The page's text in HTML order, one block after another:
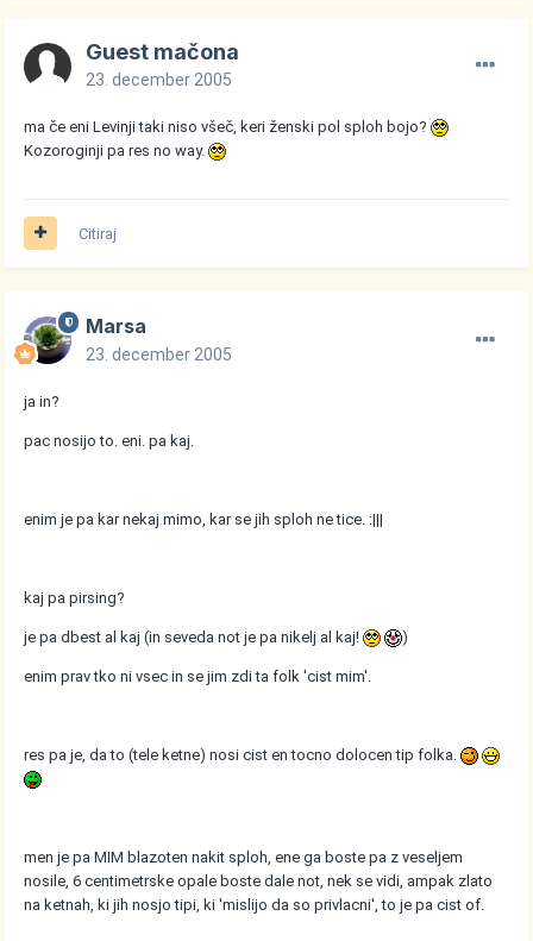
Guest mačona
23. december 2005
ma če eni Levinji taki niso všeč, keri ženski pol sploh bojo?
Kozoroginji pa res no way.
Citiraj
Marsa
23. december 2005
ja in?
pac nosijo to. eni. pa kaj.
enim je pa kar nekaj mimo, kar se jih sploh ne tice. :|||
kaj pa pirsing?
je pa dbest al kaj (in seveda not je pa nikelj al kaj! )
enim prav tko ni vsec in se jim zdi ta folk 'cist mim'.
res pa je, da to (tele ketne) nosi cist en tocno dolocen tip folka.
men je pa MIM blazoten nakit sploh, ene ga boste pa z veseljem
nosile, 6 centimetrske opale boste dale not, nek se vidi, ampak zlato
na ketnah, ki jih nosjo tipi, ki 'mislijo da so privlacni', to je pa cist of.